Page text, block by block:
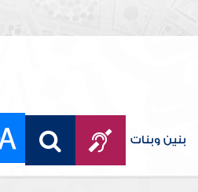
بنين وبنات